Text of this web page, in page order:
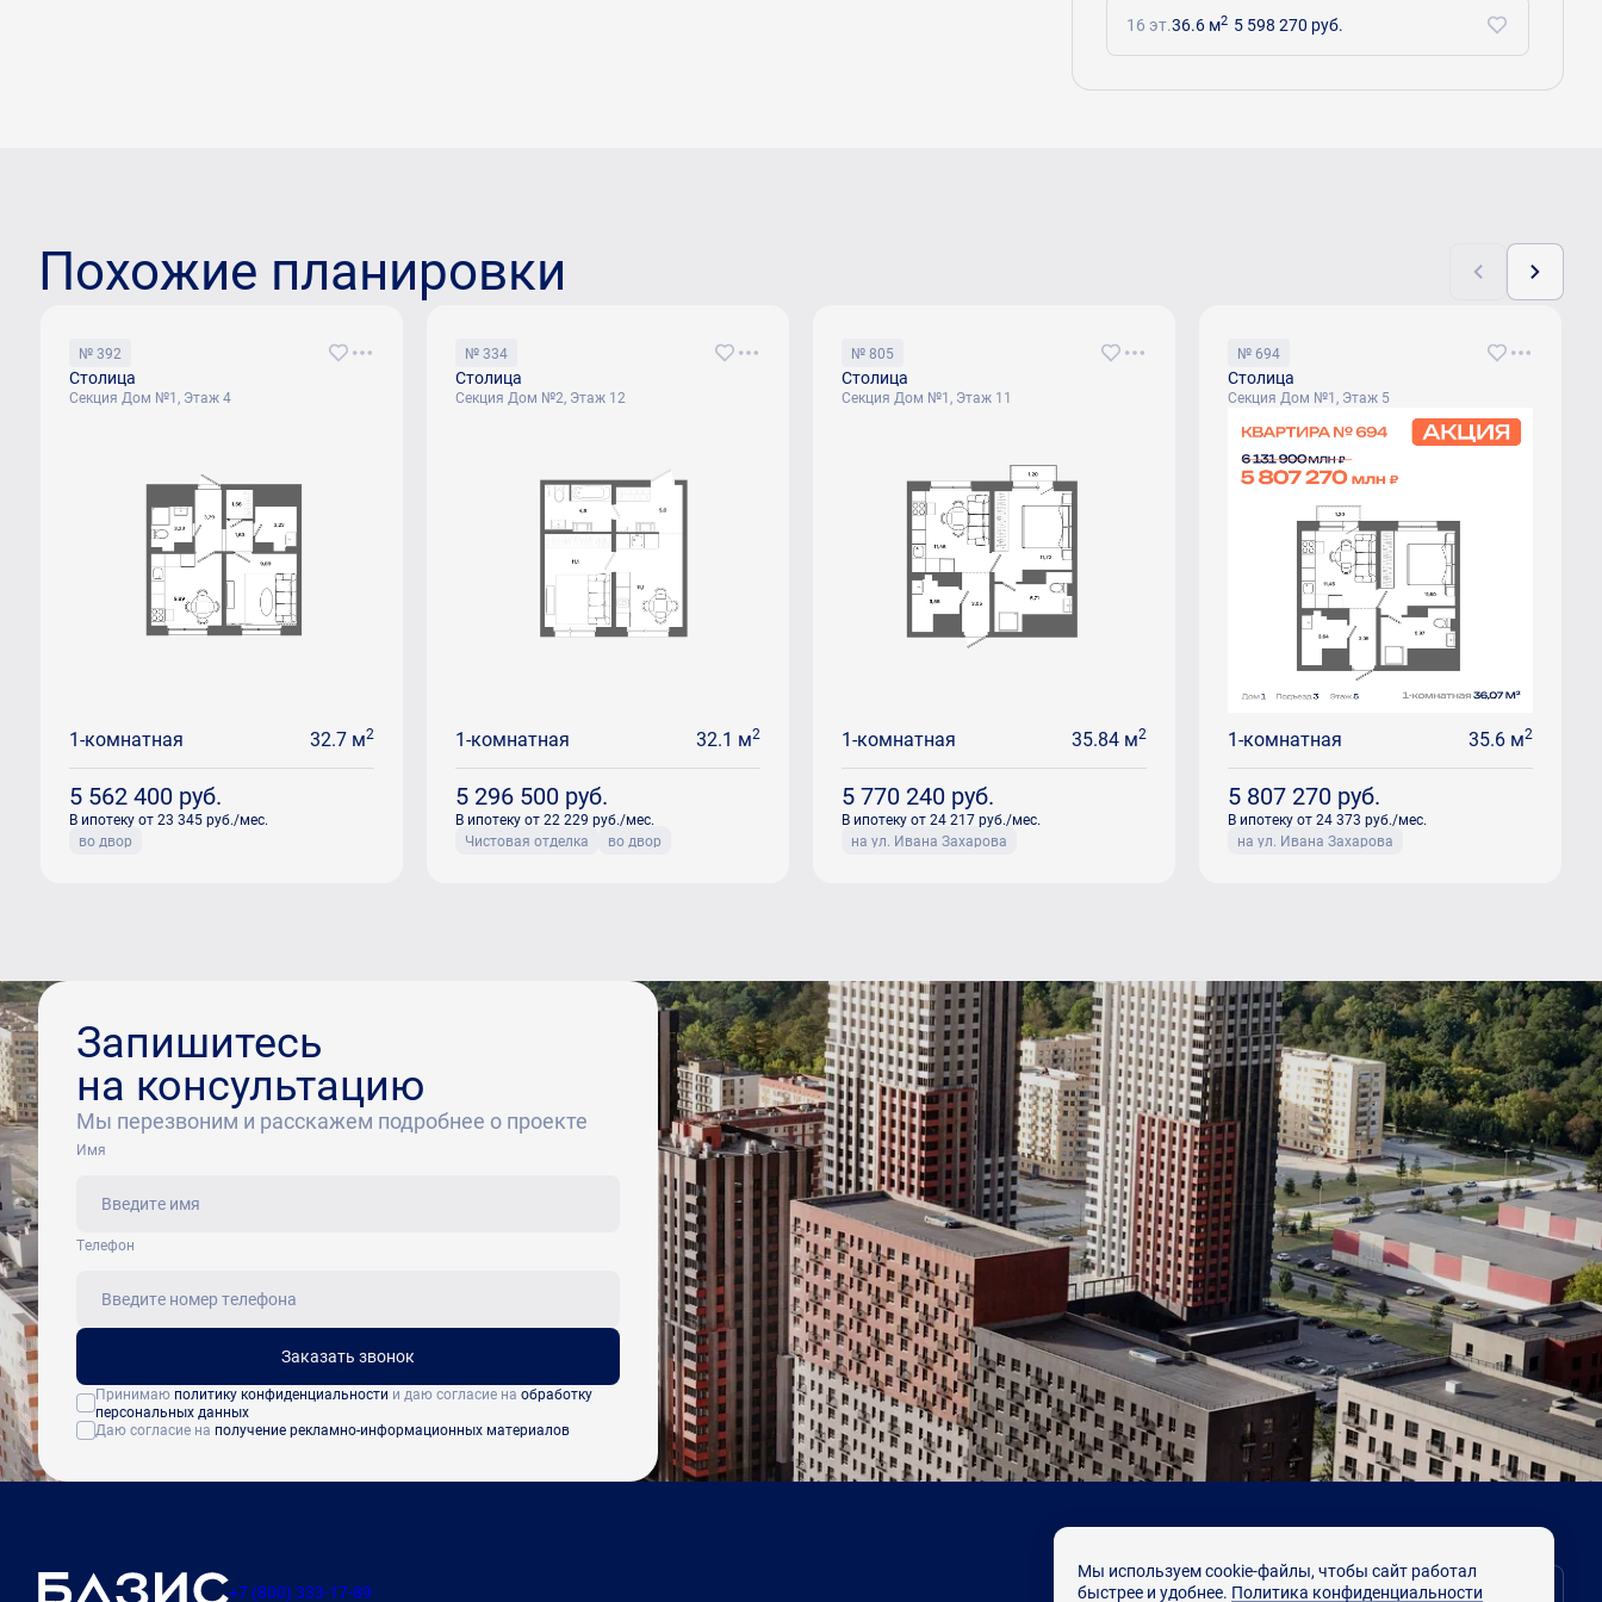
16 эт.36.6 м2 5 598 270 руб.
Похожие планировки
№ 392
Столица
Секция Дом №1, Этаж 4
1-комнатная 32.7 м2
5 562 400 руб.
В ипотеку от 23 345 руб./мес.
во двор
№ 334
Столица
Секция Дом №2, Этаж 12
1-комнатная 32.1 м2
5 296 500 руб.
В ипотеку от 22 229 руб./мес.
Чистовая отделка
во двор
№ 805
Столица
Секция Дом №1, Этаж 11
1-комнатная 35.84 м2
5 770 240 руб.
В ипотеку от 24 217 руб./мес.
на ул. Ивана Захарова
№ 694
Столица
Секция Дом №1, Этаж 5
1-комнатная 35.6 м2
5 807 270 руб.
В ипотеку от 24 373 руб./мес.
на ул. Ивана Захарова
Запишитесь
на консультацию
Мы перезвоним и расскажем подробнее о проекте
Имя
Tелефон
Заказать звонок
Принимаю политику конфиденциальности и даю согласие на обработку
персональных данных
Даю согласие на получение рекламно-информационных материалов
+7 (800) 333-17-89 Выбрать квартиру
Мы используем cookie-файлы, чтобы сайт работал
быстрее и удобнее. Политика конфиденциальности